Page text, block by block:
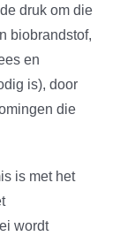
druk om die
biobrandstof,
en
is), door
die
is met het
wordt